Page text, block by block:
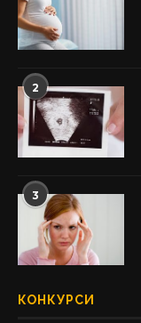
2
3
КОНКУРСИ